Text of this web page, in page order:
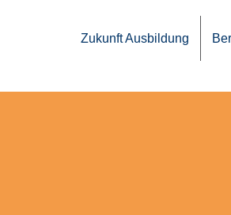
Zukunft Ausbil­dung